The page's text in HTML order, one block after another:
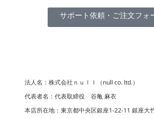
サポート依頼・ご注文フォ
法人名：株式会社ｎｕｌｌ（null co. ltd.）
代表者名：代表取締役 谷亀 麻衣
本店所在地：東京都中央区銀座1-22-11 銀座大